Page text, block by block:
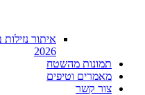
איתור
2026
תמונות מהשטח
מאמרים וטיפים
צור קשר